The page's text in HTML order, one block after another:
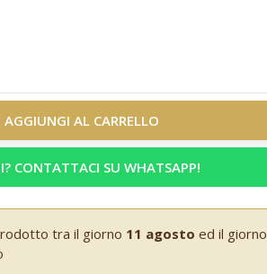
AGGIUNGI AL CARRELLO
CONTATTACI SU WHATSAPP!
tra il giorno 11 agosto ed il giorno